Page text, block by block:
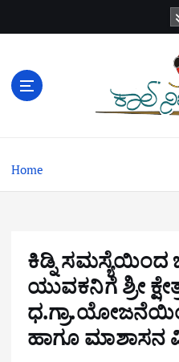
e
Home
ಕಿಡ್ನಿ ಸಮಸ್ಯೆಯಿಂದ
ಯುವಕನಿಗೆ ಶ್ರೀ
ಹಾಗೂ ಮಾಶಾಸನ